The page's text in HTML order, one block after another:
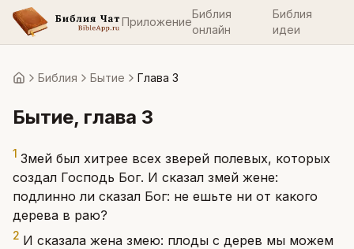
Приложение
Библия
онлайн
Библия
идеи
ГлавнаяБиблия Бытие Глава 3
Бытие, глава 3
1 Змей был хитрее всех зверей полевых, которых
создал Господь Бог. И сказал змей жене:
подлинно ли сказал Бог: не ешьте ни от какого
дерева в раю?
2 И сказала жена змею: плоды с дерев мы можем